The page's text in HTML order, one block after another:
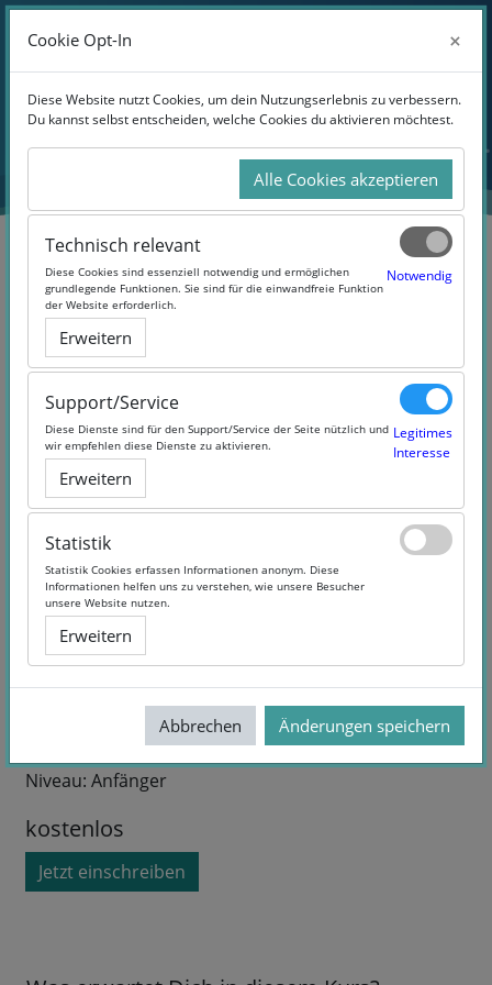
Zum Hauptinhalt
Website-Übersicht
Anmelden
DRBV Trainer C – Modul 1 ÜF
(#rrtrainerc)
Kurslaufzeit:Selbstlernangebot
Tanzsportverband S-H
German
Niveau: Anfänger
kostenlos
Jetzt einschreiben
Cookie Opt-In ×
Diese Website nutzt Cookies, um dein Nutzungserlebnis zu verbessern.
Du kannst selbst entscheiden, welche Cookies du aktivieren möchtest.
Alle Cookies akzeptieren
Technisch relevant
Diese Cookies sind essenziell notwendig und ermöglichen
grundlegende Funktionen. Sie sind für die einwandfreie Funktion
der Website erforderlich.
Notwendig
Erweitern
Support/Service
Diese Dienste sind für den Support/Service der Seite nützlich und
wir empfehlen diese Dienste zu aktivieren.
Legitimes
Interesse
Erweitern
Statistik
Statistik Cookies erfassen Informationen anonym. Diese
Informationen helfen uns zu verstehen, wie unsere Besucher
unsere Website nutzen.
Erweitern
Abbrechen Änderungen speichern
Cookie Opt-In ×
Diese Website nutzt Cookies, um dein Nutzungserlebnis zu verbessern.
Du kannst selbst entscheiden, welche Cookies du aktivieren möchtest.
Alle Cookies akzeptieren
Technisch relevant
Diese Cookies sind essenziell notwendig und ermöglichen
grundlegende Funktionen. Sie sind für die einwandfreie Funktion
der Website erforderlich.
Notwendig
Erweitern
Support/Service
Diese Dienste sind für den Support/Service der Seite nützlich und
wir empfehlen diese Dienste zu aktivieren.
Legitimes
Interesse
Erweitern
Statistik
Statistik Cookies erfassen Informationen anonym. Diese
Informationen helfen uns zu verstehen, wie unsere Besucher
unsere Website nutzen.
Erweitern
Abbrechen Änderungen speichern